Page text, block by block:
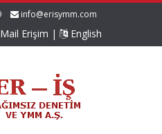
info@erisymm.com
Erişim | English